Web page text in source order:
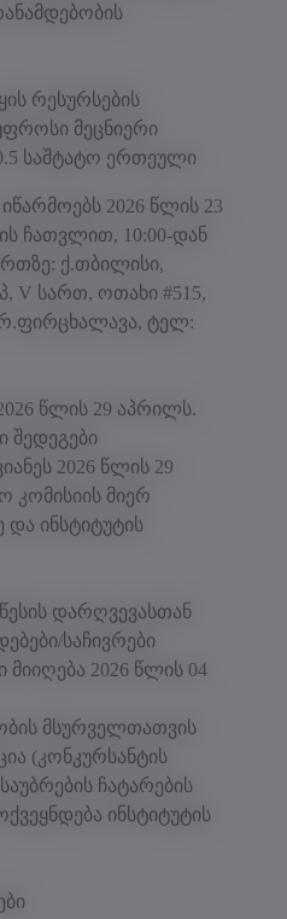
რესურსების
მეცნიერი
საშტატო ერთეული
2026 წლის 23
ჩათვლით, 10:00-დან
ქ.თბილისი,
V სართ, ოთახი #515,
რ.ფირცხალავა, ტელ:
წლის 29 აპრილს.
შედეგები
2026 წლის 29
კომისიის მიერ
ინსტიტუტის
დარღვევასთან
საჩივრები
მიიღება 2026 წლის 04
მსურველთათვის
(კონკურსანტის
ჩატარების
ინსტიტუტის